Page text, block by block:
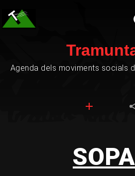
Agenda dels moviments socials